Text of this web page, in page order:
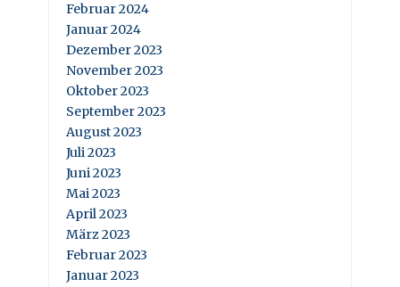
Februar 2024
Januar 2024
Dezember 2023
November 2023
Oktober 2023
September 2023
August 2023
Juli 2023
Juni 2023
Mai 2023
April 2023
März 2023
Februar 2023
Januar 2023